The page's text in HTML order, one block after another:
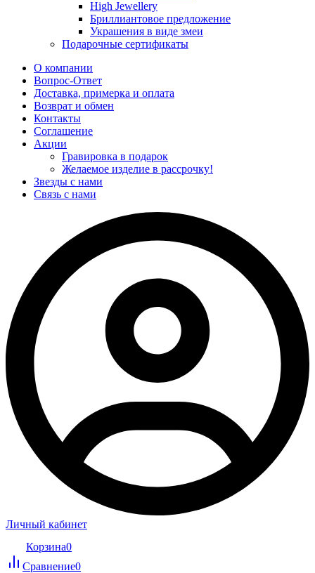
High Jewellery
Бриллиантовое предложение
Украшения в виде змеи
Подарочные сертификаты
О компании
Вопрос-Ответ
Доставка, примерка и оплата
Возврат и обмен
Контакты
Соглашение
Акции
Гравировка в подарок
Желаемое изделие в рассрочку!
Звезды с нами
Связь с нами
Личный кабинет
Корзина0
Сравнение0